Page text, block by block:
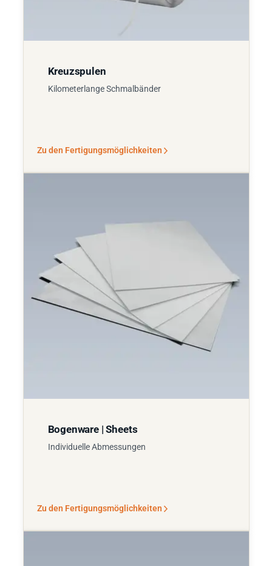
Kreuzspulen
Kilometerlange Schmalbänder
Zu den Fertigungsmöglichkeiten
Bogenware | Sheets
Individuelle Abmessungen
Zu den Fertigungsmöglichkeiten